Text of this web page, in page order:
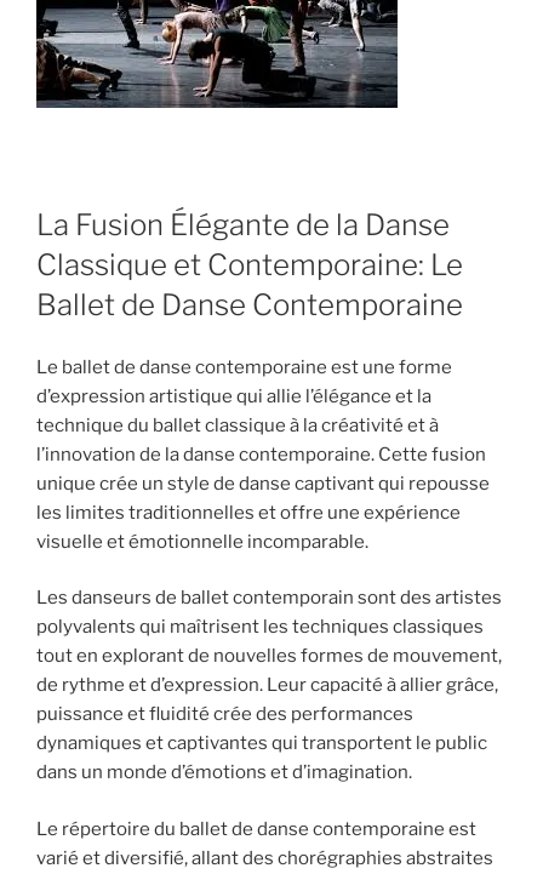
La Fusion Élégante de la Danse
Classique et Contemporaine: Le
Ballet de Danse Contemporaine
Le ballet de danse contemporaine est une forme
d’expression artistique qui allie l’élégance et la
technique du ballet classique à la créativité et à
l’innovation de la danse contemporaine. Cette fusion
unique crée un style de danse captivant qui repousse
les limites traditionnelles et offre une expérience
visuelle et émotionnelle incomparable.
Les danseurs de ballet contemporain sont des artistes
polyvalents qui maîtrisent les techniques classiques
tout en explorant de nouvelles formes de mouvement,
de rythme et d’expression. Leur capacité à allier grâce,
puissance et fluidité crée des performances
dynamiques et captivantes qui transportent le public
dans un monde d’émotions et d’imagination.
Le répertoire du ballet de danse contemporaine est
varié et diversifié, allant des chorégraphies abstraites